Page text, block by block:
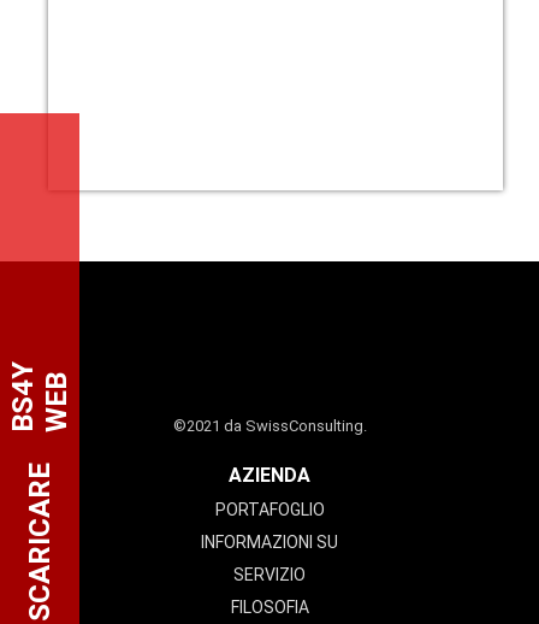
©2021 da SwissConsulting.
AZIENDA
PORTAFOGLIO
INFORMAZIONI SU
SERVIZIO
FILOSOFIA
SCARICARE
B
S
4
Y
W
E B